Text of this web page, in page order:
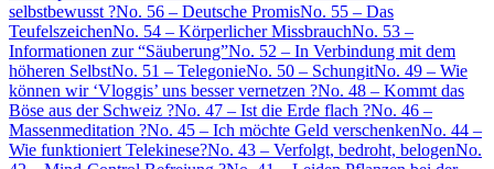
selbstbewusst ?No. 56 – Deutsche PromisNo. 55 – Das
TeufelszeichenNo. 54 – Körperlicher MissbrauchNo. 53 –
Informationen zur “Säuberung”No. 52 – In Verbindung mit dem
höheren SelbstNo. 51 – TelegonieNo. 50 – SchungitNo. 49 – Wie
können wir ‘Vloggis’ uns besser vernetzen ?No. 48 – Kommt das
Böse aus der Schweiz ?No. 47 – Ist die Erde flach ?No. 46 –
Massenmeditation ?No. 45 – Ich möchte Geld verschenkenNo. 44 –
Wie funktioniert Telekinese?No. 43 – Verfolgt, bedroht, belogenNo.